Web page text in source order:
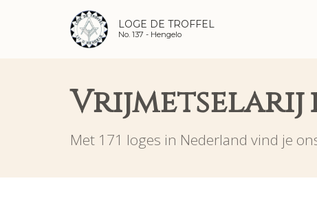
LOGE DE TROFFEL
No. 137 - Hengelo
Vrijmetselarij
Met 171 loges in Nederland vind je